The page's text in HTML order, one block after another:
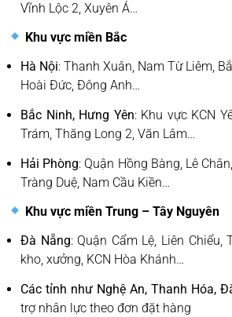
Vĩnh Lộc 2, Xuyên Á…
Khu vực miền Bắc
Hà Nội: Thanh Xuân, Nam Từ Liêm,
Hoài Đức, Đông Anh…
Bắc Ninh, Hưng Yên: Khu vực KCN
Trám, Thăng Long 2, Văn Lâm…
Hải Phòng: Quận Hồng Bàng, Lê
Tràng Duệ, Nam Cầu Kiền…
Khu vực miền Trung – Tây Nguyên
Đà Nẵng: Quận Cẩm Lệ, Liên Chiểu,
kho, xưởng, KCN Hòa Khánh…
Các tỉnh như Nghệ An, Thanh Hóa,
trợ nhân lực theo đơn đặt hàng